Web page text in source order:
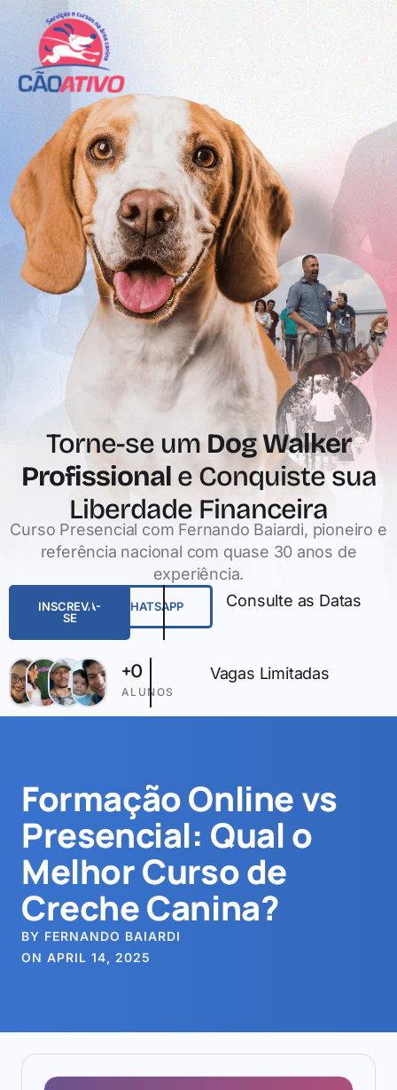
Torne-se umDog Walker
Profissional e Conquiste sua
Liberdade Financeira
Curso Presencial com Fernando Baiardi, pioneiro e
referência nacional com quase 30 anos de
experiência.
INSCREVA-
SE
WHATSAPP Consulte as Datas
ALUNOS
+0 Vagas Limitadas
Formação Online vs
Presencial: Qual o
Melhor Curso de
Creche Canina?
BY FERNANDO BAIARDI
ON APRIL 14, 2025